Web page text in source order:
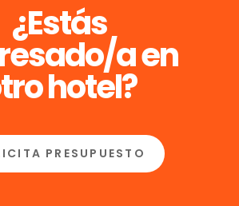
¿Estás
a en
hotel?
PRESUPUESTO